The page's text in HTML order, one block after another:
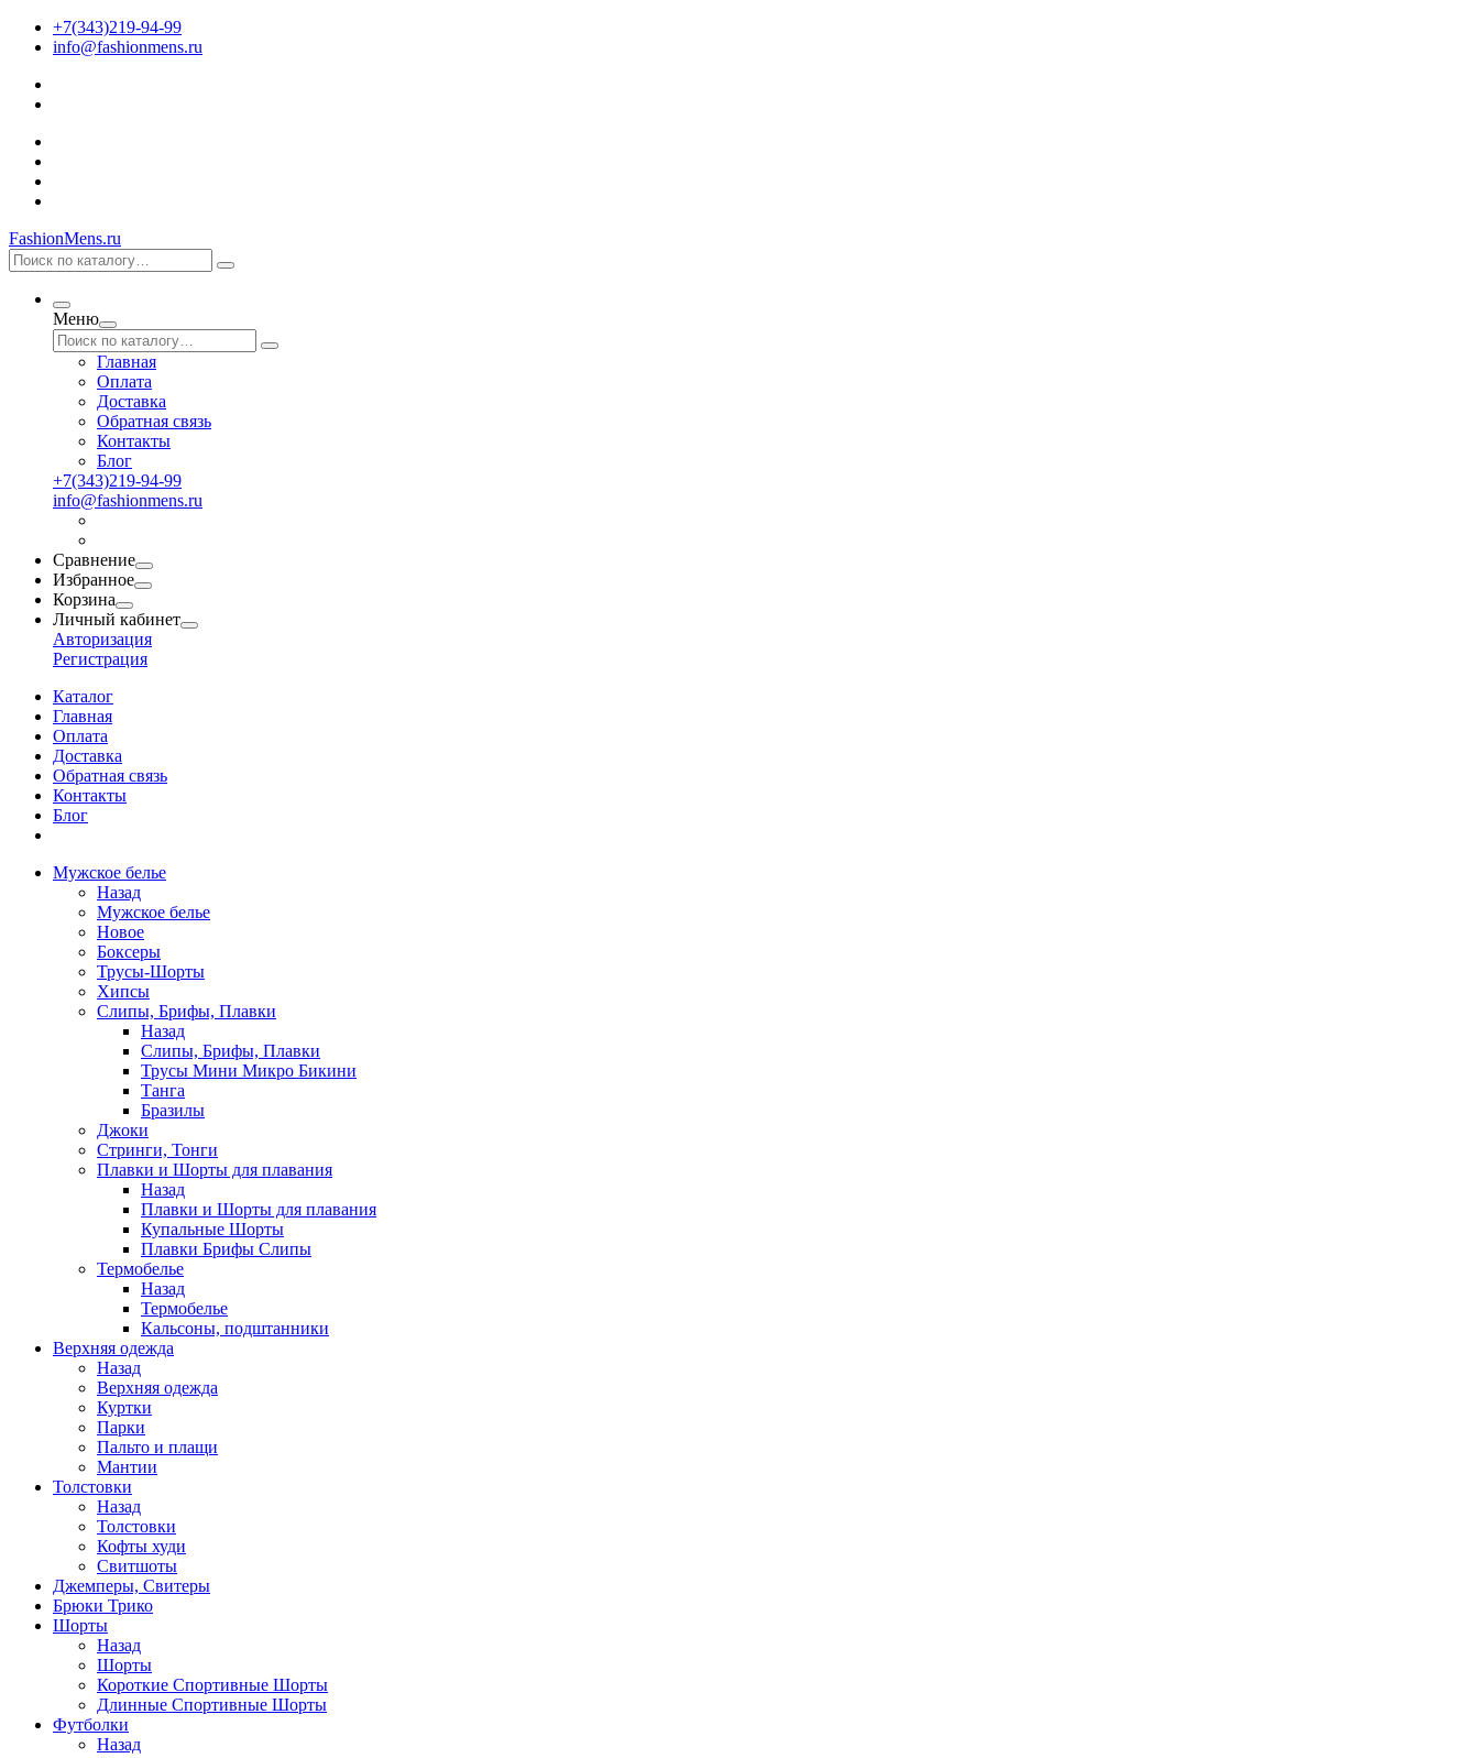
+7(343)219-94-99
info@fashionmens.ru
FashionMens.ru
Меню
Главная
Оплата
Доставка
Обратная связь
Контакты
Блог
+7(343)219-94-99
info@fashionmens.ru
Сравнение
Избранное
Корзина
Личный кабинет
Авторизация
Регистрация
Каталог
Главная
Оплата
Доставка
Обратная связь
Контакты
Блог
Мужское белье
Назад
Мужское белье
Новое
Боксеры
Трусы-Шорты
Хипсы
Слипы, Брифы, Плавки
Назад
Слипы, Брифы, Плавки
Трусы Мини Микро Бикини
Танга
Бразилы
Джоки
Стринги, Тонги
Плавки и Шорты для плавания
Назад
Плавки и Шорты для плавания
Купальные Шорты
Плавки Брифы Слипы
Термобелье
Назад
Термобелье
Кальсоны, подштанники
Верхняя одежда
Назад
Верхняя одежда
Куртки
Парки
Пальто и плащи
Мантии
Толстовки
Назад
Толстовки
Кофты худи
Свитшоты
Джемперы, Свитеры
Брюки Трико
Шорты
Назад
Шорты
Короткие Спортивные Шорты
Длинные Спортивные Шорты
Футболки
Назад